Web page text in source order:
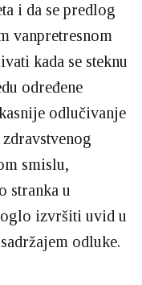
i da se predlog
vanpretresnom
kada se steknu
određene
odlučivanje
smislu,
stranka u
izvršiti uvid u
odluke.